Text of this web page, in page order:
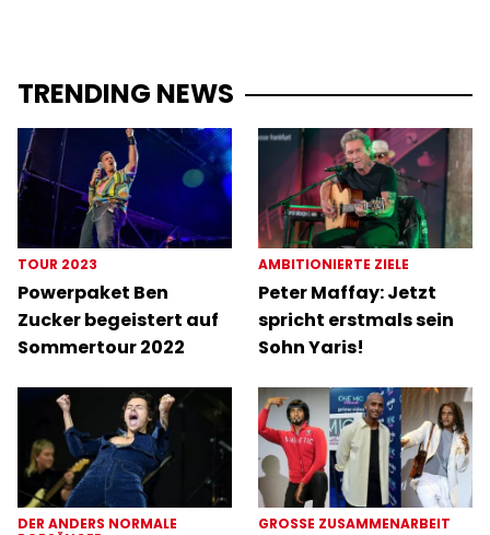
TRENDING NEWS
TOUR 2023
Powerpaket Ben
Zucker begeistert auf
Sommertour 2022
AMBITIONIERTE ZIELE
Peter Maffay: Jetzt
spricht erstmals sein
Sohn Yaris!
DER ANDERS NORMALE
GROSSE ZUSAMMENARBEIT